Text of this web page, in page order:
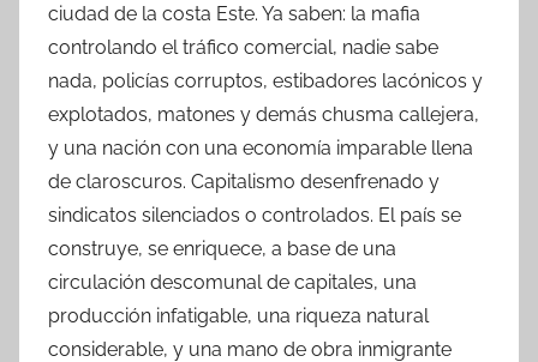
ciudad de la costa Este. Ya saben: la mafia
controlando el tráfico comercial, nadie sabe
nada, policías corruptos, estibadores lacónicos y
explotados, matones y demás chusma callejera,
y una nación con una economía imparable llena
de claroscuros. Capitalismo desenfrenado y
sindicatos silenciados o controlados. El país se
construye, se enriquece, a base de una
circulación descomunal de capitales, una
producción infatigable, una riqueza natural
considerable, y una mano de obra inmigrante